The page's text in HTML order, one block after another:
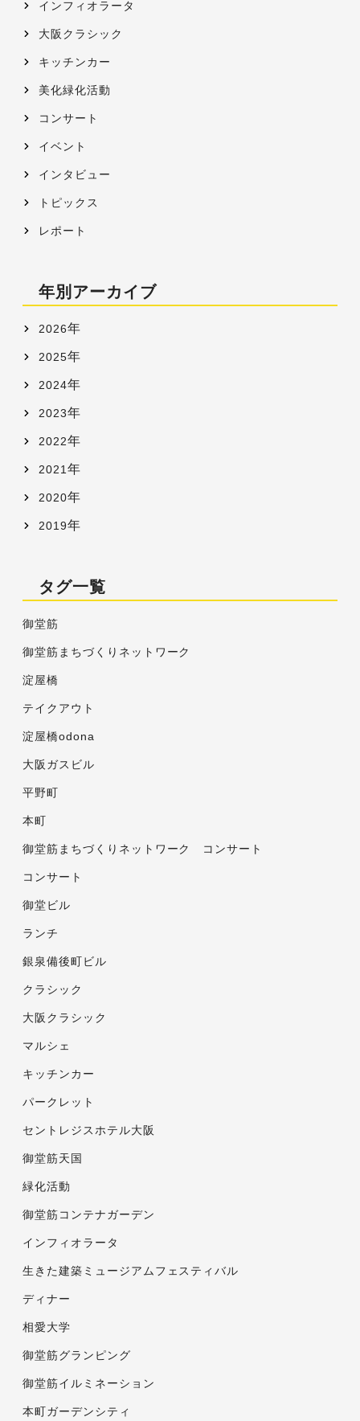
インフィオラータ
大阪クラシック
キッチンカー
美化緑化活動
コンサート
イベント
インタビュー
トピックス
レポート
年別アーカイブ
2026年
2025年
2024年
2023年
2022年
2021 年
2020年
2019年
タグ一覧
御堂筋
御堂筋まちづくりネットワーク
淀屋橋
テイクアウト
淀屋橋odona
大阪ガスビル
平野町
本町
御堂筋まちづくりネットワーク コンサート
コンサート
御堂ビル
ランチ
銀泉備後町ビル
クラシック
大阪クラシック
マルシェ
キッチンカー
パークレット
セントレジスホテル大阪
御堂筋天国
緑化活動
御堂筋コンテナガーデン
インフィオラータ
生きた建築ミュージアムフェスティバル
ディナー
相愛大学
御堂筋グランピング
御堂筋イルミネーション
本町ガーデンシティ